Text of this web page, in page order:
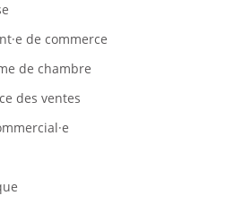
de commerce
de chambre
des ventes